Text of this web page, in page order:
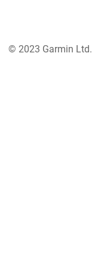
© 2023 Garmin Ltd.